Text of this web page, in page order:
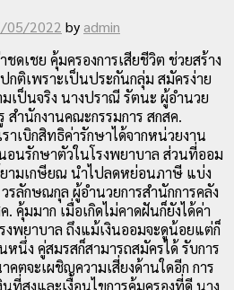
05/2022 by admin
ดเชย คุ้มครองการเสียชีวิต ช่วยสร้าง
กติเพราะเป็นประกันกลุ่ม สมัครง่าย
เป็นจริง นางปราณี รัตนะ ผู้อำนวย
ำนักงานคณะกรรมการ สกสค.
าเบิกสิทธิค่ารักษาได้จากหน่วยงาน
อนรักษาตัวในโรงพยาบาล ส่วนที่ออม
ยามเกษียณ นำไปลดหย่อนภาษี แบ่ง
รลักษณกุล ผู้อำนวยการสำนักการคลัง
คุ้มมาก เมื่อเกิดไม่คาดฝันก็ยังได้ค่า
งพยาบาล ถึงแม้เงินออมจะดูน้อยแต่ก็
หนึ่ง คู่สมรสก็สามารถสมัครได้ รับการ
คตจะเผชิญความเสี่ยงด้านใดอีก การ
ที่สูงและเงื่อนไขการคุ้มครองที่ดี นาง